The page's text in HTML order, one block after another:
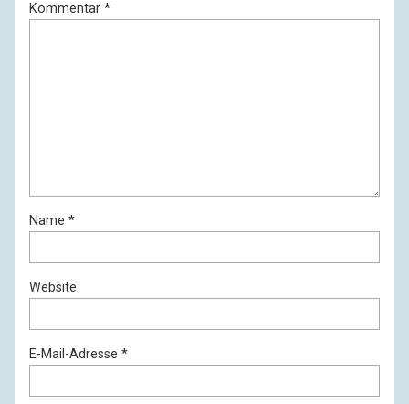
Kommentar *
Name *
Website
E-Mail-Adresse *